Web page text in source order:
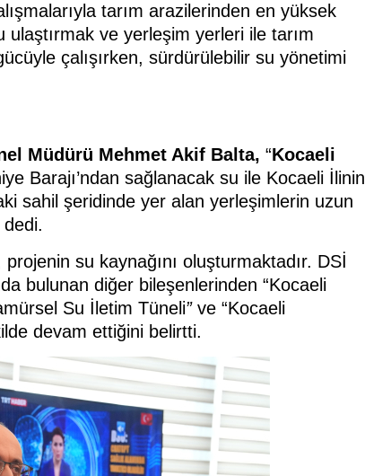
tarım arazilerinden en yüksek
ulaştırmak ve yerleşim yerleri ile tarım
çalışırken, sürdürülebilir su yönetimi
Müdürü Mehmet Akif Balta, “Kocaeli
Barajı’ndan sağlanacak su ile Kocaeli İlinin
sahil şeridinde yer alan yerleşimlerin uzun
su kaynağını oluşturmaktadır. DSİ
bulunan diğer bileşenlerinden “Kocaeli
Su İletim Tüneli”ve “Kocaeli
devam ettiğini belirtti.